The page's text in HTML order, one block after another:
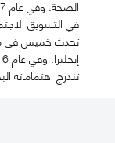
في التسويق
تحدث خميس في
إنجلترا. وفي عام 2016، حصل على جائزة "مساهمة بارزة في المراجعة" من مجلةPublic Health ، تقديراً لمساهماته في تحسين جودة المجلة.
تندرج اهتماماته